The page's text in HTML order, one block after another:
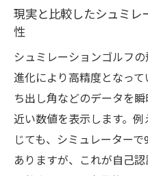
現実と比較したシュミレ
性
シュミレーションゴルフ
進化により高精度となっ
ち出し角などのデータを
近い数値を表示します。
じても、シミュレーター
ありますが、これが自己